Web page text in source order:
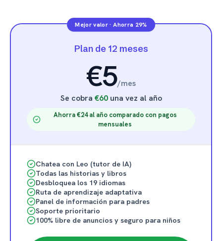
Mejor valor· Ahorra 29%
Plan de 12 meses
€5/mes
Se cobra €60una vez al año
Ahorra €24 al año comparado con pagos
mensuales
Chatea con Leo (tutor de IA)
Todas las historias y libros
Desbloquea los 19 idiomas
Ruta de aprendizaje adaptativa
Panel de información para padres
Soporte prioritario
100% libre de anuncios y seguro para niños